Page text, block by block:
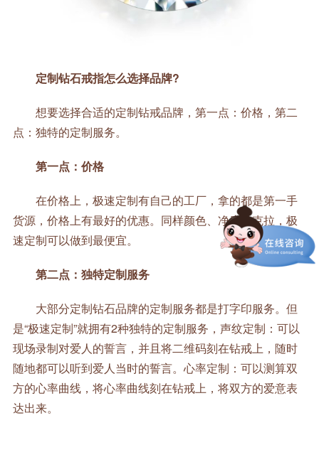
定制钻石戒指怎么选择品牌?
想要选择合适的定制钻戒品牌，第一点：价格，第二
点：独特的定制服务。
第一点：价格
在价格上，极速定制有自己的工厂，拿的都是第一手
货源，价格上有最好的优惠。同样颜色、净度、克拉，极
速定制可以做到最便宜。
第二点：独特定制服务
大部分定制钻石品牌的定制服务都是打字印服务。但
是“极速定制”就拥有2种独特的定制服务，声纹定制：可以
现场录制对爱人的誓言，并且将二维码刻在钻戒上，随时
随地都可以听到爱人当时的誓言。心率定制：可以测算双
方的心率曲线，将心率曲线刻在钻戒上，将双方的爱意表
达出来。